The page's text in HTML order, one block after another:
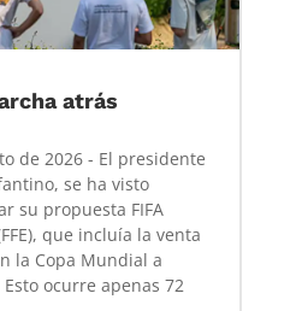
atrás
de 2026 - El presidente
se ha visto
su propuesta FIFA
que incluía la venta
la Copa Mundial a
ocurre apenas 72